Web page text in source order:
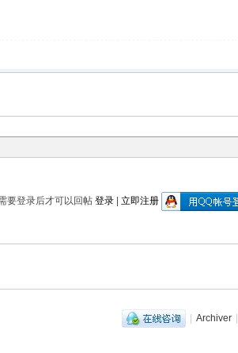
要登录后才可以回帖 登录 立即注册
| Archiver |